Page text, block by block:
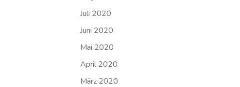
Juli 2020
Juni 2020
Mai 2020
April 2020
März 2020